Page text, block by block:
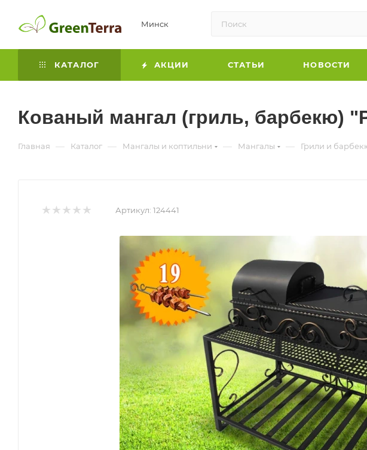
Минск
КАТАЛОГ АКЦИИ СТАТЬИ НОВОСТИ
Кованый мангал (гриль, барбекю)
Главная — Каталог — Мангалы и коптильни — Мангалы — Грили и
Артикул: 124441